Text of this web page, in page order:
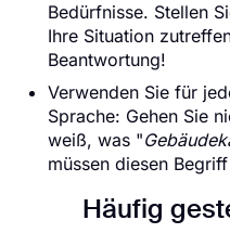
Bedürfnisse. Stellen
Ihre Situation
Beantwortung!
Verwenden Sie für
Sprache: Gehen Sie
weiß, was "
müssen diesen
Häufig